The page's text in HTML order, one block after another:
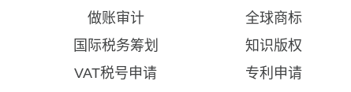
做账审计
国际税务筹划
VAT税号申请
全球商标
知识版权
专利申请